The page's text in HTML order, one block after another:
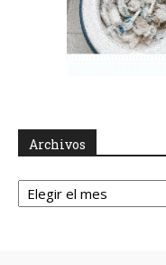
Archivos
Archivos